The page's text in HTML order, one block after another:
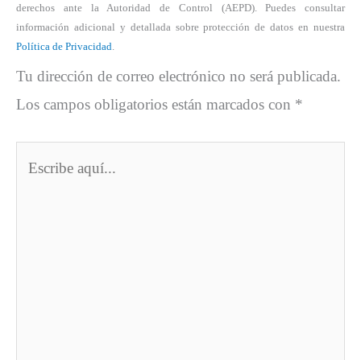
derechos ante la Autoridad de Control (AEPD). Puedes consultar
información adicional y detallada sobre protección de datos en nuestra
Política de Privacidad
Tu dirección de correo electrónico no será publicada.
Los campos obligatorios están marcados con *